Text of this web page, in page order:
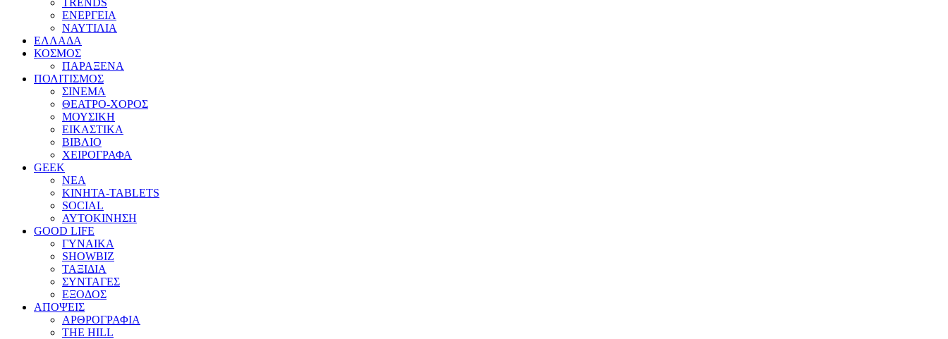
TRENDS
ΕΝΕΡΓΕΙΑ
ΝΑΥΤΙΛΙΑ
ΕΛΛΑΔΑ
ΚΟΣΜΟΣ
ΠΑΡΑΞΕΝΑ
ΠΟΛΙΤΙΣΜΟΣ
ΣΙΝΕΜΑ
ΘΕΑΤΡΟ-ΧΟΡΟΣ
ΜΟΥΣΙΚΗ
ΕΙΚΑΣΤΙΚΑ
ΒΙΒΛΙΟ
ΧΕΙΡΟΓΡΑΦΑ
GEEK
ΝΕΑ
ΚΙΝΗΤΑ-TABLETS
SOCIAL
ΑΥΤΟΚΙΝΗΣΗ
GOOD LIFE
ΓΥΝΑΙΚΑ
SHOWBIZ
ΤΑΞΙΔΙΑ
ΣΥΝΤΑΓΕΣ
ΕΞΟΔΟΣ
ΑΠΟΨΕΙΣ
ΑΡΘΡΟΓΡΑΦΙΑ
THE HILL